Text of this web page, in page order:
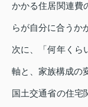
かかる住居関連費
らが自分に合うか
次に、「何年くら
軸と、家族構成の
国土交通省の住宅